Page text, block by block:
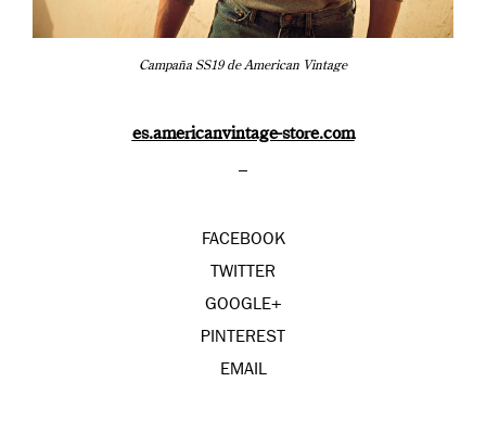
Campaña SS19 de American Vintage
es.americanvintage-store.com
–
FACEBOOK
TWITTER
GOOGLE+
PINTEREST
EMAIL